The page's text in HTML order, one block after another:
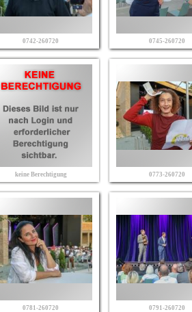
0742-260720 0745-260720
keine Berechtigung 0773-260720
0781-260720 0791-260720